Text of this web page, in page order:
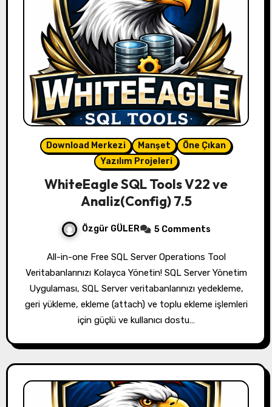
Download Merkezi Manşet
Öne Çıkan
Yazılım Projeleri
WhiteEagle SQL Tools V22 ve
Analiz(Config) 7.5
Özgür GÜLER 5 Comments
All-in-one Free SQL Server Operations Tool
Veritabanlarınızı Kolayca Yönetin! SQL Server Yönetim
Uygulaması, SQL Server veritabanlarınızı yedekleme,
geri yükleme, ekleme (attach) ve toplu ekleme işlemleri
için güçlü ve kullanıcı dostu…